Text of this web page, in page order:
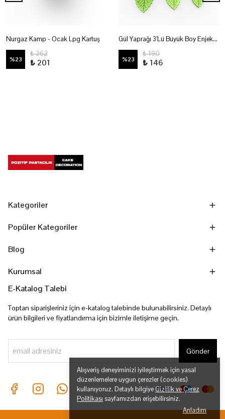
Alışveriş deneyiminizi iyileştirmek için yasal
düzenlemelere uygun çerezler (cookies)
kullanıyoruz. Detaylı bilgiye Gizlilik ve Çerez
Politikası sayfamızdan erişebilirsiniz.
Anladım
Nurgaz Kamp - Ocak Lpg Kartuş
%23
₺ 262
₺ 201
Gül Yaprağı 3’Lü Büyük Boy Enjektör
%23
₺ 190
₺ 146
Kategoriler
Popüler Kategoriler
Blog
Kurumsal
E-Katalog Talebi
Toptan siparişleriniz için e-katalog talebinde bulunabilirsiniz. Detaylı
ürün bilgileri ve fiyatlandırma için bizimle iletişime geçin.
Gönder